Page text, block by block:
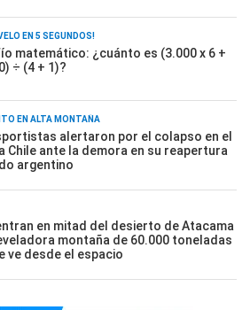
EN 5 SEGUNDOS!
matemático: ¿cuánto es (3.000 x 6 +
÷ (4 + 1)?
EN ALTA MONTAÑA
alertaron por el colapso en el
Chile ante la demora en su reapertura
argentino
en mitad del desierto de Atacama
montaña de 60.000 toneladas
ve desde el espacio